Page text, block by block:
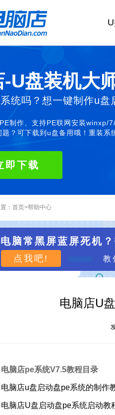
U盘装机大
统吗？想一键制作u
制作、支持PE联网安装winxp/
题？可下载到u盘备用哦！重装系
即下载
： 首页>帮助中心
电脑常黑屏蓝屏死机
点我吧! 教
电脑店U
店pe系统V7.5教程目录
电脑店u盘启动盘pe系统的制作
电脑店U盘启动盘pe系统启动教